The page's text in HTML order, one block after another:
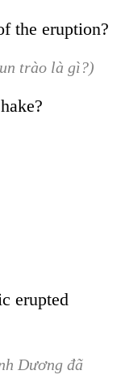
the eruption?
trào là gì?)
erupted
Dương đã